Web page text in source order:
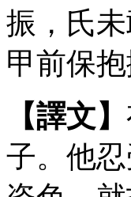
振，氏
甲前保
【譯文】
子。他